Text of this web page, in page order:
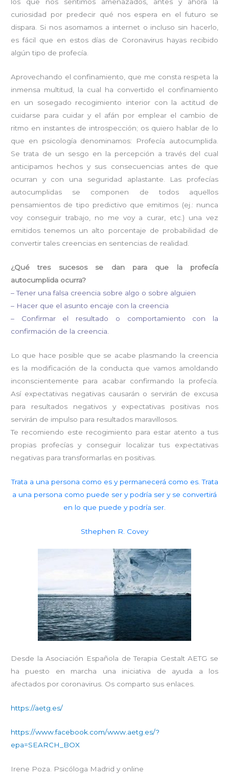
curiosidad por predecir qué nos espera en el futuro se
dispara. Si nos asomamos a internet o incluso sin hacerlo,
es fácil que en estos días de Coronavirus hayas recibido
algún tipo de profecía.
Aprovechando el confinamiento, que me consta respeta la
inmensa multitud, la cual ha convertido el confinamiento
en un sosegado recogimiento interior con la actitud de
cuidarse para cuidar y el afán por emplear el cambio de
ritmo en instantes de introspección; os quiero hablar de lo
que en psicología denominamos: Profecía autocumplida.
Se trata de un sesgo en la percepción a través del cual
anticipamos hechos y sus consecuencias antes de que
ocurran y con una seguridad aplastante. Las profecías
autocumplidas se componen de todos aquellos
pensamientos de tipo predictivo que emitimos (ej.: nunca
voy conseguir trabajo, no me voy a curar, etc.) una vez
emitidos tenemos un alto porcentaje de probabilidad de
convertir tales creencias en sentencias de realidad.
¿Qué tres sucesos se dan para que la profecía
autocumplida ocurra?
– Tener una falsa creencia sobre algo o sobre alguien
– Hacer que el asunto encaje con la creencia
– Confirmar el resultado o comportamiento con la
confirmación de la creencia.
Lo que hace posible que se acabe plasmando la creencia
es la modificación de la conducta que vamos amoldando
inconscientemente para acabar confirmando la profecía.
Así expectativas negativas causarán o servirán de excusa
para resultados negativos y expectativas positivas nos
servirán de impulso para resultados maravillosos.
Te recomiendo este recogimiento para estar atento a tus
propias profecías y conseguir localizar tus expectativas
negativas para transformarlas en positivas.
Trata a una persona como es y permanecerá como es. Trata
a una persona como puede ser y podría ser y se convertirá
en lo que puede y podría ser.
Sthephen R. Covey
Desde la Asociación Española de Terapia Gestalt AETG se
ha puesto en marcha una iniciativa de ayuda a los
afectados por coronavirus. Os comparto sus enlaces.
https://aetg.es/
https://www.facebook.com/www.aetg.es/?
epa=SEARCH_BOX
Irene Poza. Psicóloga Madrid y online